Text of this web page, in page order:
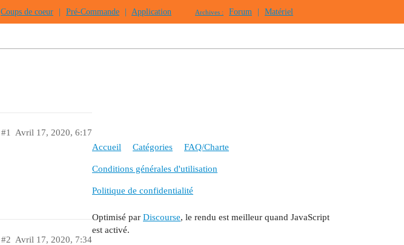
Coups de coeur Pré-Commande Application Archives : Forum Matériel
Avril 17, 2020, 6:17
#1
Avril 17, 2020, 7:34
#2
Accueil Catégories FAQ/Charte
Conditions générales d'utilisation
Politique de confidentialité
Optimisé par Discourse, le rendu est meilleur quand JavaScript
est activé.